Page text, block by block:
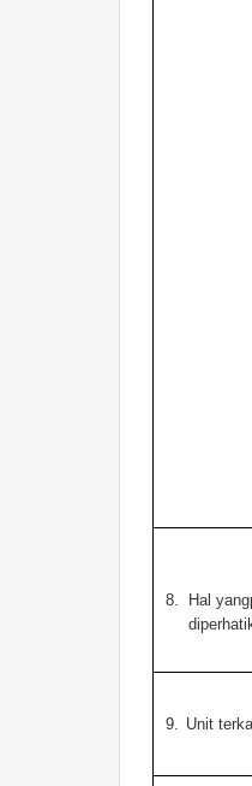
8.
Hal
9. Unit